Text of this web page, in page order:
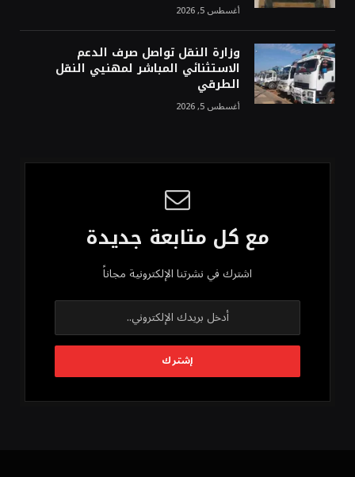
أغسطس 5, 2026
وزارة النقل تواصل صرف الدعم
الاستثنائي المباشر لمهنيي النقل
الطرقي
أغسطس 5, 2026
مع كل متابعة جديدة
اشترك في نشرتنا الإلكترونية مجاناً